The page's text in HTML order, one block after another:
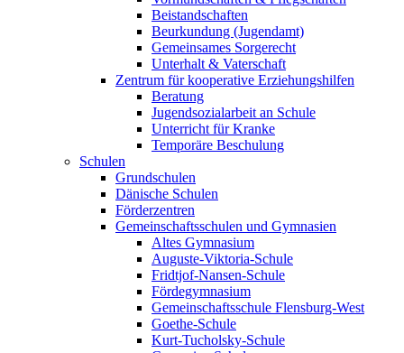
Beistandschaften
Beurkundung (Jugendamt)
Gemeinsames Sorgerecht
Unterhalt & Vaterschaft
Zentrum für kooperative Erziehungshilfen
Beratung
Jugendsozialarbeit an Schule
Unterricht für Kranke
Temporäre Beschulung
Schulen
Grundschulen
Dänische Schulen
Förderzentren
Gemeinschaftsschulen und Gymnasien
Altes Gymnasium
Auguste-Viktoria-Schule
Fridtjof-Nansen-Schule
Fördegymnasium
Gemeinschaftsschule Flensburg-West
Goethe-Schule
Kurt-Tucholsky-Schule